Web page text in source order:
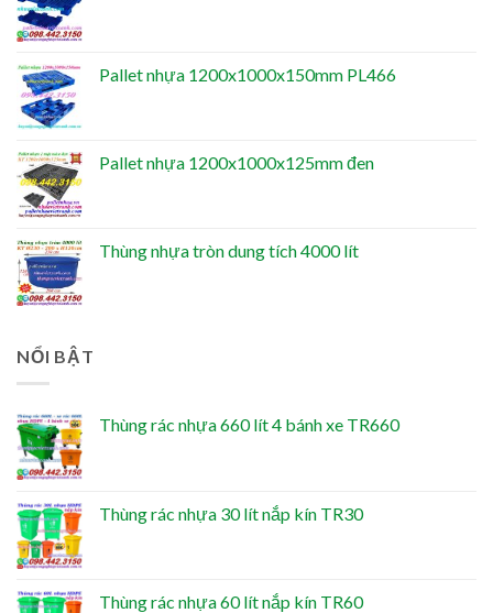
Pallet nhựa 1200x1000x150mm PL466
Pallet nhựa 1200x1000x125mm đen
Thùng nhựa tròn dung tích 4000 lít
NỔI BẬT
Thùng rác nhựa 660 lít 4 bánh xe TR660
Thùng rác nhựa 30 lít nắp kín TR30
Thùng rác nhựa 60 lít nắp kín TR60